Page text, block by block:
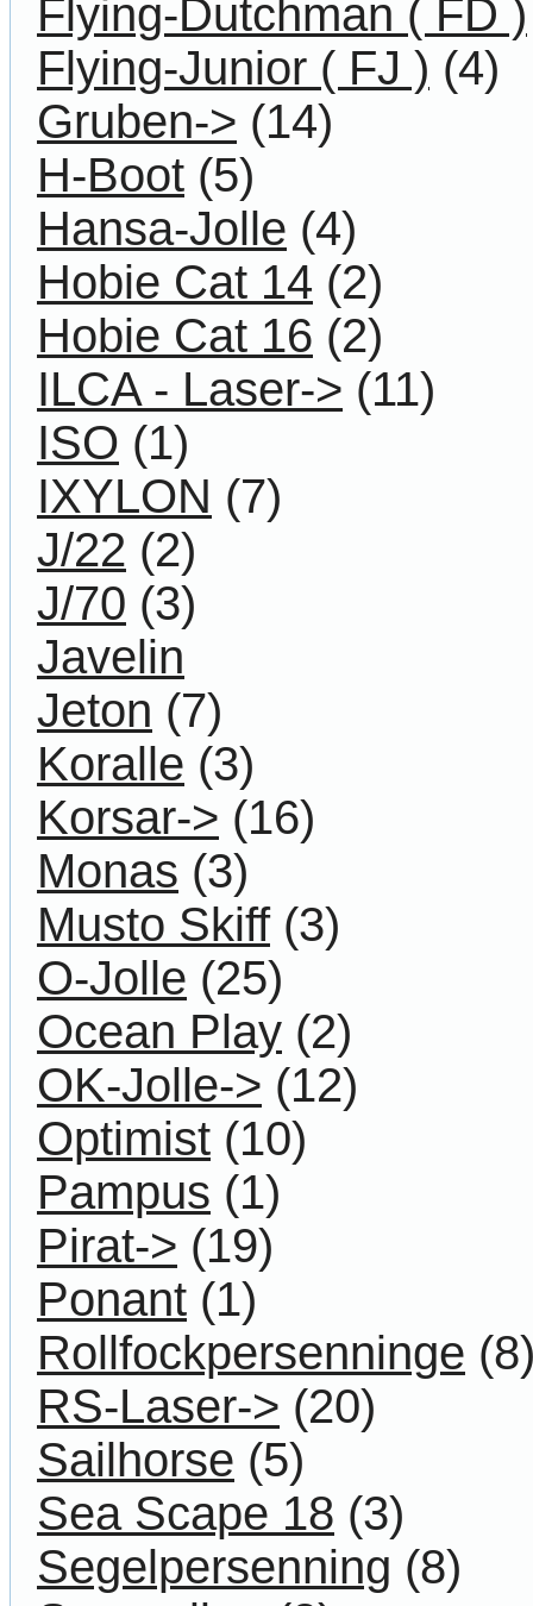
Flying-Dutchman ( FD )
Flying-Junior ( FJ ) (4)
Gruben-> (14)
H-Boot (5)
Hansa-Jolle (4)
Hobie Cat 14 (2)
Hobie Cat 16 (2)
ILCA - Laser-> (11)
ISO (1)
IXYLON (7)
J/22 (2)
J/70 (3)
Javelin
Jeton (7)
Koralle (3)
Korsar-> (16)
Monas (3)
Musto Skiff(3)
O-Jolle (25)
Ocean Play (2)
OK-Jolle-> (12)
Optimist (10)
Pampus (1)
Pirat-> (19)
Ponant (1)
Rollfockpersenninge
RS-Laser-> (20)
Sailhorse (5)
Sea Scape 18 (3)
Segelpersenning (8)